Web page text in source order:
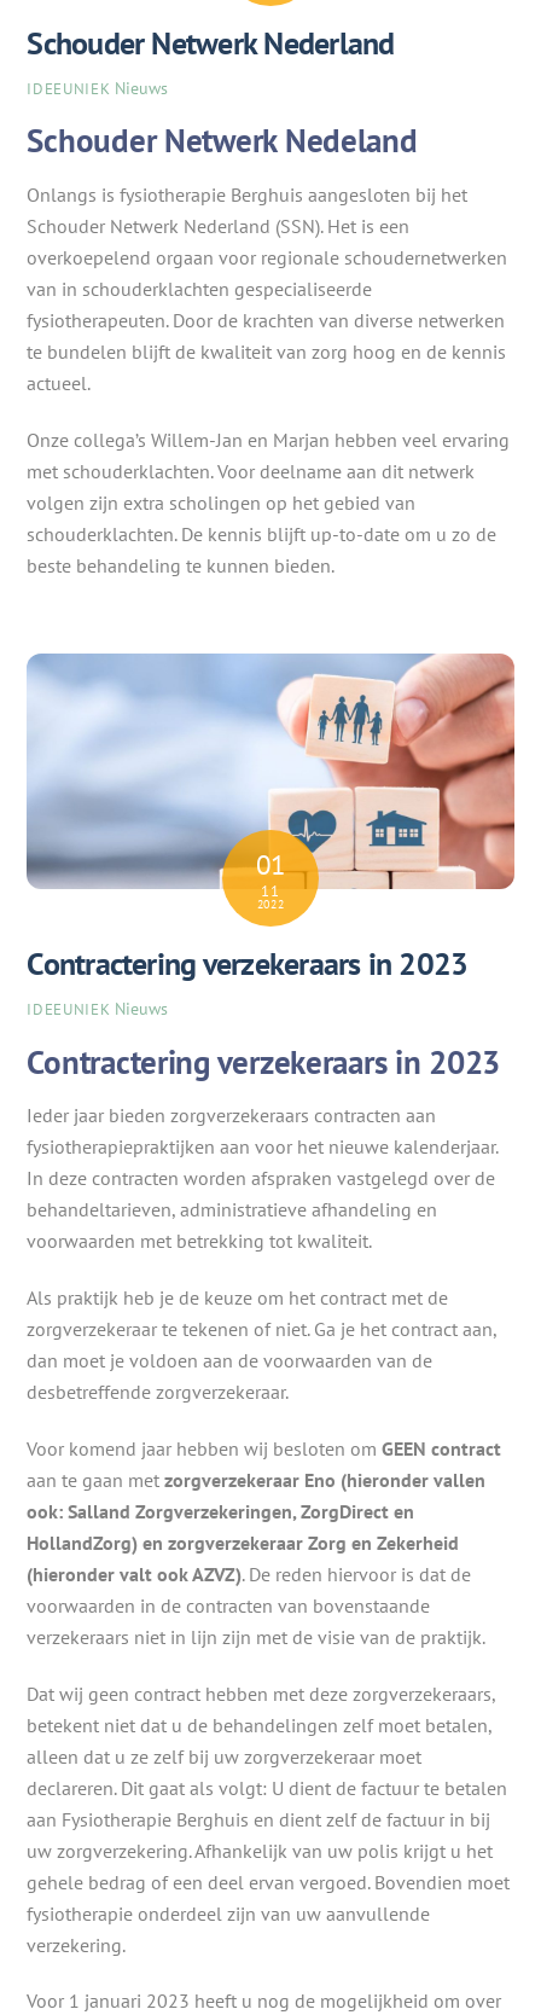
Schouder Netwerk Nederland
IDEEUNIEK Nieuws
Schouder Netwerk Nedeland
Onlangs is fysiotherapie Berghuis aangesloten bij het
Schouder Netwerk Nederland (SSN). Het is een
overkoepelend orgaan voor regionale schoudernetwerken
van in schouderklachten gespecialiseerde
fysiotherapeuten. Door de krachten van diverse netwerken
te bundelen blijft de kwaliteit van zorg hoog en de kennis
actueel.
Onze collega’s Willem-Jan en Marjan hebben veel ervaring
met schouderklachten. Voor deelname aan dit netwerk
volgen zijn extra scholingen op het gebied van
schouderklachten. De kennis blijft up-to-date om u zo de
beste behandeling te kunnen bieden.
01
11
2022
Contractering verzekeraars in 2023
IDEEUNIEK Nieuws
Contractering verzekeraars in 2023
Ieder jaar bieden zorgverzekeraars contracten aan
fysiotherapiepraktijken aan voor het nieuwe kalenderjaar.
In deze contracten worden afspraken vastgelegd over de
behandeltarieven, administratieve afhandeling en
voorwaarden met betrekking tot kwaliteit.
Als praktijk heb je de keuze om het contract met de
zorgverzekeraar te tekenen of niet. Ga je het contract aan,
dan moet je voldoen aan de voorwaarden van de
desbetreffende zorgverzekeraar.
Voor komend jaar hebben wij besloten omGEEN contract
aan te gaan metzorgverzekeraar Eno (hieronder vallen
ook: Salland Zorgverzekeringen, ZorgDirect en
HollandZorg) en zorgverzekeraar Zorg en Zekerheid
(hieronder valt ook AZVZ). De reden hiervoor is dat de
voorwaarden in de contracten van bovenstaande
verzekeraars niet in lijn zijn met de visie van de praktijk.
Dat wij geen contract hebben met deze zorgverzekeraars,
betekent niet dat u de behandelingen zelf moet betalen,
alleen dat u ze zelf bij uw zorgverzekeraar moet
declareren. Dit gaat als volgt: U dient de factuur te betalen
aan Fysiotherapie Berghuis en dient zelf de factuur in bij
uw zorgverzekering. Afhankelijk van uw polis krijgt u het
gehele bedrag of een deel ervan vergoed. Bovendien moet
fysiotherapie onderdeel zijn van uw aanvullende
verzekering.
Voor 1 januari 2023 heeft u nog de mogelijkheid om over